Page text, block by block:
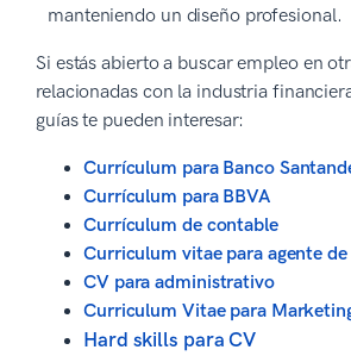
manteniendo un diseño profesional.
Si estás abierto a buscar empleo en
relacionadas con la industria
guías te pueden interesar:
Currículum para Banco
Currículum para BBVA
Currículum de contable
Curriculum vitae para agente de
CV para administrativo
Curriculum Vitae para
Hard skills para CV